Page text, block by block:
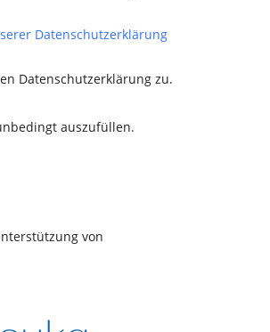
Datenschutzerklärung
Datenschutzerklärung zu.
auszufüllen.
von